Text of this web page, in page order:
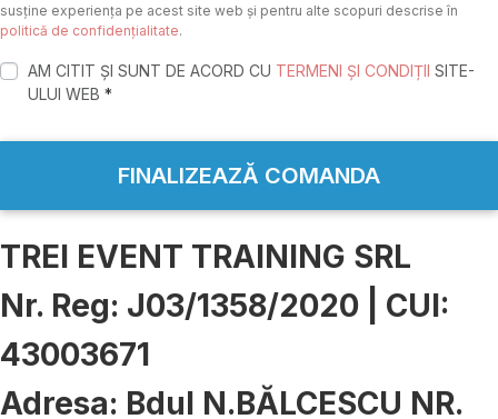
susține experiența pe acest site web și pentru alte scopuri descrise în
politică de confidențialitate.
AM CITIT ȘI SUNT DE ACORD CU TERMENI ȘI CONDIȚII SITE-
ULUI WEB *
FINALIZEAZĂ COMANDA
TREI EVENT TRAINING SRL
Nr. Reg: J03/1358/2020 | CUI:
43003671
Adresa: Bdul N.BĂLCESCU NR.